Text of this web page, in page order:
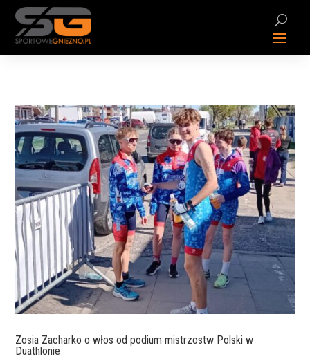
Zosia Zacharko o włos od podium mistrzostw Polski w
Duathlonie